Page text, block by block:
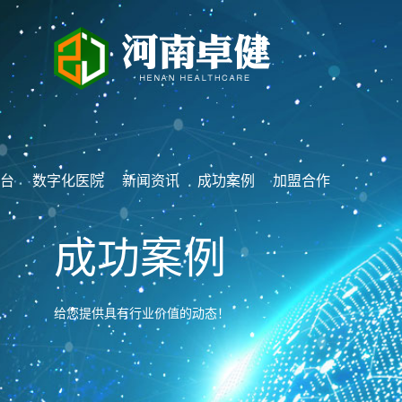
成功案例
给您提供具有行业价值的动态！
数字化医院 新闻资讯 成功案例 加盟合作